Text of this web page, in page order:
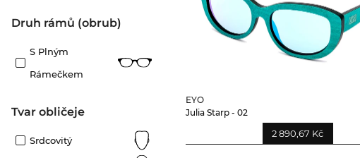
Druh rámů (obrub)
S Plným
Rámečkem
tvar obličeje
Srdcovitý
EYO
Julia Starp - 02
2 890,67 Kč